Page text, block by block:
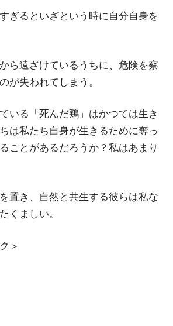
ぎるといざという時に自分自身を
ら遠ざけているうちに、危険を察
が失われてしまう。
いる「死んだ鶏」はかつては生き
は私たち自身が生きるために奪っ
ことがあるだろうか？私はあまり
置き、自然と共生する彼らは私な
くましい。
＞